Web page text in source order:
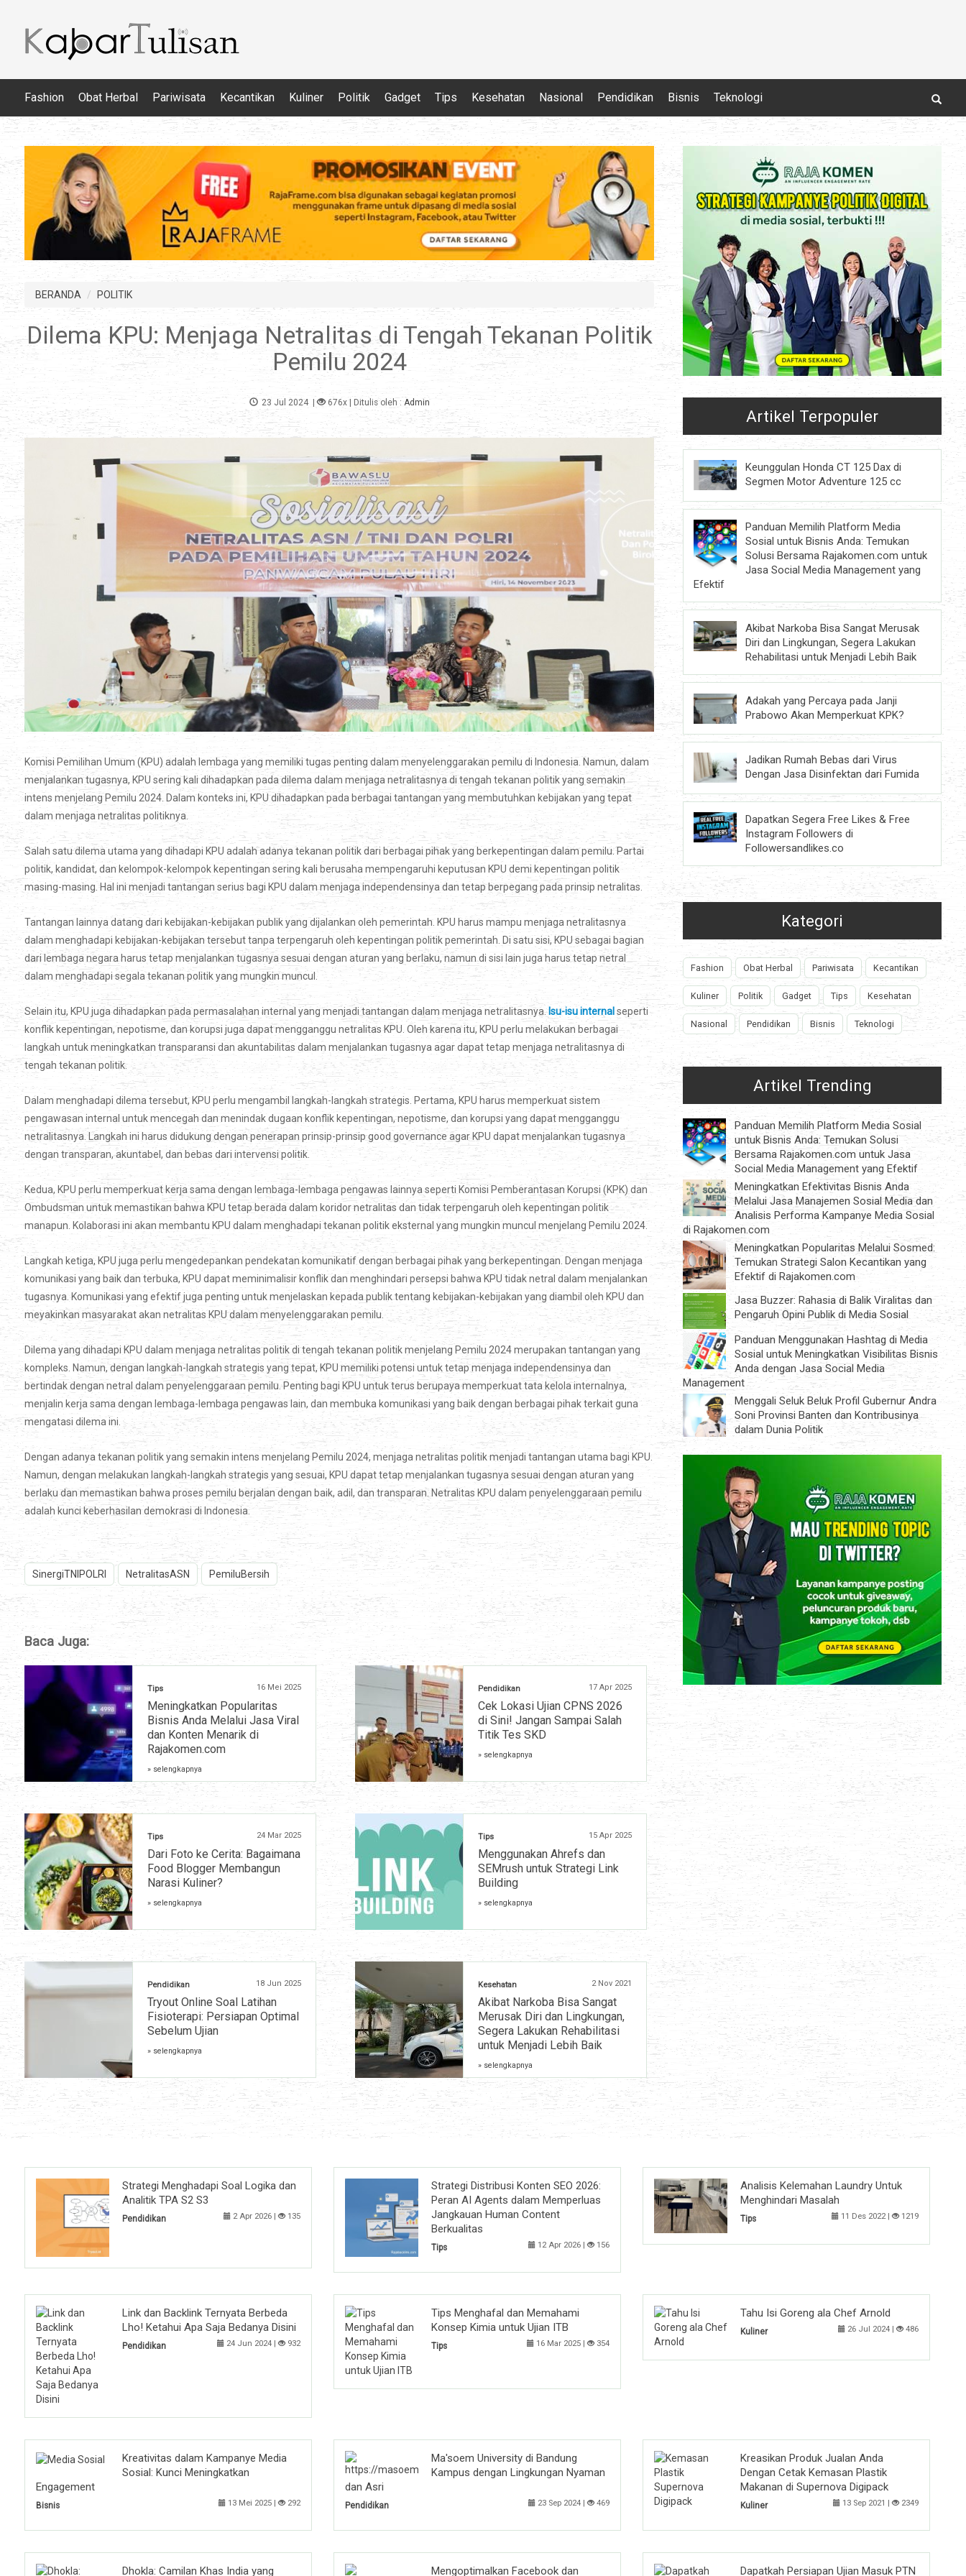
Fashion Obat Herbal Pariwisata Kecantikan Kuliner Politik Gadget Tips Kesehatan Nasional Pendidikan Bisnis Teknologi
BERANDA POLITIK
Dilema KPU: Menjaga Netralitas di Tengah Tekanan Politik
Pemilu 2024
23 Jul 2024| 676x| Ditulis oleh : Admin
Komisi Pemilihan Umum (KPU) adalah lembaga yang memiliki tugas penting dalam menyelenggarakan pemilu di Indonesia. Namun, dalam
menjalankan tugasnya, KPU sering kali dihadapkan pada dilema dalam menjaga netralitasnya di tengah tekanan politik yang semakin
intens menjelang Pemilu 2024. Dalam konteks ini, KPU dihadapkan pada berbagai tantangan yang membutuhkan kebijakan yang tepat
dalam menjaga netralitas politiknya.
Salah satu dilema utama yang dihadapi KPU adalah adanya tekanan politik dari berbagai pihak yang berkepentingan dalam pemilu. Partai
politik, kandidat, dan kelompok-kelompok kepentingan sering kali berusaha mempengaruhi keputusan KPU demi kepentingan politik
masing-masing. Hal ini menjadi tantangan serius bagi KPU dalam menjaga independensinya dan tetap berpegang pada prinsip netralitas.
Tantangan lainnya datang dari kebijakan-kebijakan publik yang dijalankan oleh pemerintah. KPU harus mampu menjaga netralitasnya
dalam menghadapi kebijakan-kebijakan tersebut tanpa terpengaruh oleh kepentingan politik pemerintah. Di satu sisi, KPU sebagai bagian
dari lembaga negara harus tetap menjalankan tugasnya sesuai dengan aturan yang berlaku, namun di sisi lain juga harus tetap netral
dalam menghadapi segala tekanan politik yang mungkin muncul.
Selain itu, KPU juga dihadapkan pada permasalahan internal yang menjadi tantangan dalam menjaga netralitasnya. Isu-isu internal seperti
konflik kepentingan, nepotisme, dan korupsi juga dapat mengganggu netralitas KPU. Oleh karena itu, KPU perlu melakukan berbagai
langkah untuk meningkatkan transparansi dan akuntabilitas dalam menjalankan tugasnya agar dapat tetap menjaga netralitasnya di
tengah tekanan politik.
Dalam menghadapi dilema tersebut, KPU perlu mengambil langkah-langkah strategis. Pertama, KPU harus memperkuat sistem
pengawasan internal untuk mencegah dan menindak dugaan konflik kepentingan, nepotisme, dan korupsi yang dapat mengganggu
netralitasnya. Langkah ini harus didukung dengan penerapan prinsip-prinsip good governance agar KPU dapat menjalankan tugasnya
dengan transparan, akuntabel, dan bebas dari intervensi politik.
Kedua, KPU perlu memperkuat kerja sama dengan lembaga-lembaga pengawas lainnya seperti Komisi Pemberantasan Korupsi (KPK) dan
Ombudsman untuk memastikan bahwa KPU tetap berada dalam koridor netralitas dan tidak terpengaruh oleh kepentingan politik
manapun. Kolaborasi ini akan membantu KPU dalam menghadapi tekanan politik eksternal yang mungkin muncul menjelang Pemilu 2024.
Langkah ketiga, KPU juga perlu mengedepankan pendekatan komunikatif dengan berbagai pihak yang berkepentingan. Dengan menjaga
komunikasi yang baik dan terbuka, KPU dapat meminimalisir konflik dan menghindari persepsi bahwa KPU tidak netral dalam menjalankan
tugasnya. Komunikasi yang efektif juga penting untuk menjelaskan kepada publik tentang kebijakan-kebijakan yang diambil oleh KPU dan
meyakinkan masyarakat akan netralitas KPU dalam menyelenggarakan pemilu.
Dilema yang dihadapi KPU dalam menjaga netralitas politik di tengah tekanan politik menjelang Pemilu 2024 merupakan tantangan yang
kompleks. Namun, dengan langkah-langkah strategis yang tepat, KPU memiliki potensi untuk tetap menjaga independensinya dan
bertindak dengan netral dalam penyelenggaraan pemilu. Penting bagi KPU untuk terus berupaya memperkuat tata kelola internalnya,
menjalin kerja sama dengan lembaga-lembaga pengawas lain, dan membuka komunikasi yang baik dengan berbagai pihak terkait guna
mengatasi dilema ini.
Dengan adanya tekanan politik yang semakin intens menjelang Pemilu 2024, menjaga netralitas politik menjadi tantangan utama bagi KPU.
Namun, dengan melakukan langkah-langkah strategis yang sesuai, KPU dapat tetap menjalankan tugasnya sesuai dengan aturan yang
berlaku dan memastikan bahwa proses pemilu berjalan dengan baik, adil, dan transparan. Netralitas KPU dalam penyelenggaraan pemilu
adalah kunci keberhasilan demokrasi di Indonesia.
SinergiTNIPOLRI NetralitasASN PemiluBersih
Baca Juga:
Tips 16 Mei 2025
Meningkatkan Popularitas
Bisnis Anda Melalui Jasa Viral
dan Konten Menarik di
Rajakomen.com
» selengkapnya
Pendidikan 17 Apr 2025
Cek Lokasi Ujian CPNS 2026
di Sini! Jangan Sampai Salah
Titik Tes SKD
» selengkapnya
Tips 24 Mar 2025
Dari Foto ke Cerita: Bagaimana
Food Blogger Membangun
Narasi Kuliner?
» selengkapnya
Tips 15 Apr 2025
Menggunakan Ahrefs dan
SEMrush untuk Strategi Link
Building
» selengkapnya
Pendidikan 18 Jun 2025
Tryout Online Soal Latihan
Fisioterapi: Persiapan Optimal
Sebelum Ujian
» selengkapnya
Kesehatan 2 Nov 2021
Akibat Narkoba Bisa Sangat
Merusak Diri dan Lingkungan,
Segera Lakukan Rehabilitasi
untuk Menjadi Lebih Baik
» selengkapnya
Artikel Terpopuler
Keunggulan Honda CT 125 Dax di
Segmen Motor Adventure 125 cc
Panduan Memilih Platform Media
Sosial untuk Bisnis Anda: Temukan
Solusi Bersama Rajakomen.com untuk
Jasa Social Media Management yang
Efektif
Akibat Narkoba Bisa Sangat Merusak
Diri dan Lingkungan, Segera Lakukan
Rehabilitasi untuk Menjadi Lebih Baik
Adakah yang Percaya pada Janji
Prabowo Akan Memperkuat KPK?
Jadikan Rumah Bebas dari Virus
Dengan Jasa Disinfektan dari Fumida
Dapatkan Segera Free Likes & Free
Instagram Followers di
Followersandlikes.co
Kategori
Fashion Obat Herbal Pariwisata Kecantikan
Kuliner Politik Gadget Tips Kesehatan
Nasional Pendidikan Bisnis Teknologi
Artikel Trending
Panduan Memilih Platform Media Sosial
untuk Bisnis Anda: Temukan Solusi
Bersama Rajakomen.com untuk Jasa
Social Media Management yang Efektif
Meningkatkan Efektivitas Bisnis Anda
Melalui Jasa Manajemen Sosial Media dan
Analisis Performa Kampanye Media Sosial
di Rajakomen.com
Meningkatkan Popularitas Melalui Sosmed:
Temukan Strategi Salon Kecantikan yang
Efektif di Rajakomen.com
Jasa Buzzer: Rahasia di Balik Viralitas dan
Pengaruh Opini Publik di Media Sosial
Panduan Menggunakan Hashtag di Media
Sosial untuk Meningkatkan Visibilitas Bisnis
Anda dengan Jasa Social Media
Management
Menggali Seluk Beluk Profil Gubernur Andra
Soni Provinsi Banten dan Kontribusinya
dalam Dunia Politik
Strategi Menghadapi Soal Logika dan
Analitik TPA S2 S3
Pendidikan 2 Apr 2026 | 135
Strategi Distribusi Konten SEO 2026:
Peran AI Agents dalam Memperluas
Jangkauan Human Content
Berkualitas
Tips 12 Apr 2026 | 156
Analisis Kelemahan Laundry Untuk
Menghindari Masalah
Tips 11 Des 2022 | 1219
Link dan Backlink Ternyata Berbeda
Lho! Ketahui Apa Saja Bedanya Disini
Pendidikan 24 Jun 2024 | 932
Tips Menghafal dan Memahami
Konsep Kimia untuk Ujian ITB
Tips 16 Mar 2025 | 354
Tahu Isi Goreng ala Chef Arnold
Kuliner 26 Jul 2024 | 486
Kreativitas dalam Kampanye Media
Sosial: Kunci Meningkatkan
Engagement
Bisnis 13 Mei 2025 | 292
Ma'soem University di Bandung
Kampus dengan Lingkungan Nyaman
dan Asri
Pendidikan 23 Sep 2024 | 469
Kreasikan Produk Jualan Anda
Dengan Cetak Kemasan Plastik
Makanan di Supernova Digipack
Kuliner 13 Sep 2021 | 2349
Dhokla: Camilan Khas India yang Mengoptimalkan Facebook dan Dapatkah Persiapan Ujian Masuk PTN